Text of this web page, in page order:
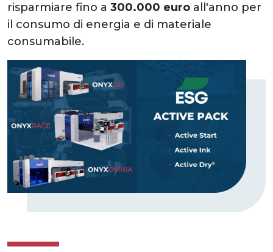
risparmiare fino a 300.000 euro all'anno per
il consumo di energia e di materiale
consumabile.